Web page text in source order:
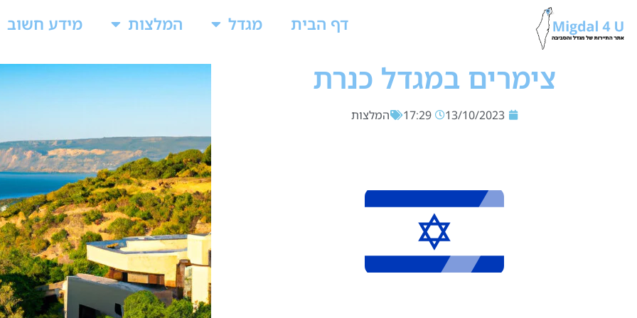
דף הבית מגדל המלצות מידע חשוב
צימרים במגדל כנרת
13/10/2023
17:29 המלצות